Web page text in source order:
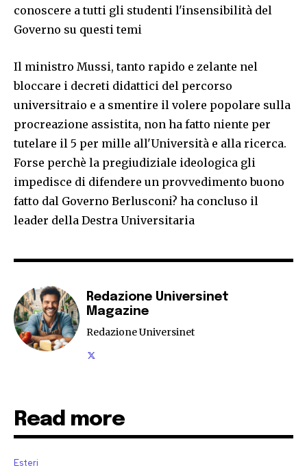
conoscere a tutti gli studenti l'insensibilità del
Governo su questi temi
Il ministro Mussi, tanto rapido e zelante nel
bloccare i decreti didattici del percorso
universitraio e a smentire il volere popolare sulla
procreazione assistita, non ha fatto niente per
tutelare il 5 per mille all'Università e alla ricerca.
Forse perchè la pregiudiziale ideologica gli
impedisce di difendere un provvedimento buono
fatto dal Governo Berlusconi? ha concluso il
leader della Destra Universitaria
Redazione Universinet
Magazine
Redazione Universinet
Read more
Esteri